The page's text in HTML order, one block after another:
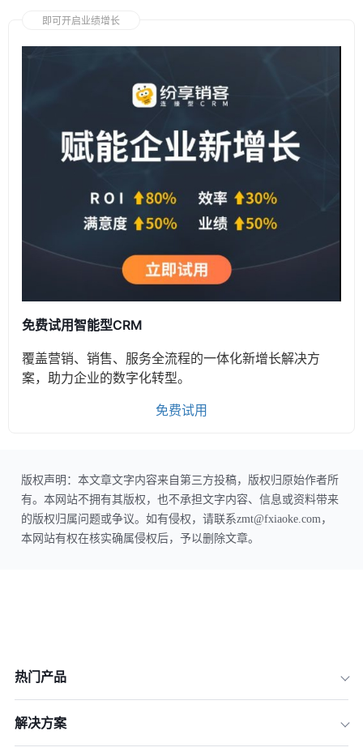
即可开启业绩增长
免费试用智能型CRM
覆盖营销、销售、服务全流程的一体化新增长解决方
案，助力企业的数字化转型。
免费试用
版权声明：本文章文字内容来自第三方投稿，版权归原始作者所
有。本网站不拥有其版权，也不承担文字内容、信息或资料带来
的版权归属问题或争议。如有侵权，请联系zmt@fxiaoke.com，
本网站有权在核实确属侵权后，予以删除文章。
热门产品
解决方案